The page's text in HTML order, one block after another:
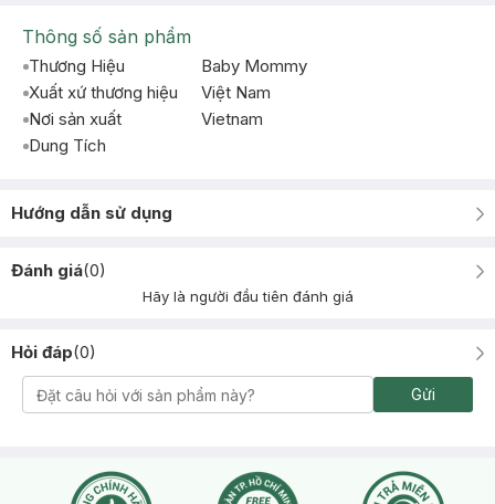
Thông số sản phẩm
Thương Hiệu
Baby Mommy
Xuất xứ thương hiệu
Việt Nam
Nơi sản xuất
Vietnam
Dung Tích
Hướng dẫn sử dụng
Đánh giá(0)
Hãy là người đầu tiên đánh giá
Hỏi đáp(0)
Gửi